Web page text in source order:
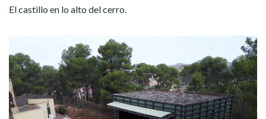
El castillo en lo alto del cerro.